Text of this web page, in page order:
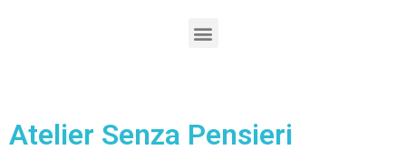
Atelier Senza Pensieri